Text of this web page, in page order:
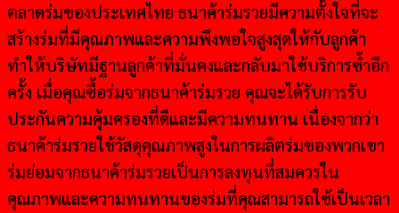
ตลาดร่มของประเทศไทย ธนาค้าร่มรวยมีความตั้งใจที่จะ
สร้างร่มที่มีคุณภาพและความพึงพอใจสูงสุดให้กับลูกค้า
ทำให้บริษัทมีฐานลูกค้าที่มั่นคงและกลับมาใช้บริการซ้ำอีก
ครั้ง เมื่อคุณซื้อร่มจากธนาค้าร่มรวย คุณจะได้รับการรับ
ประกันความคุ้มครองที่ดีและมีความทนทาน เนื่องจากว่า
ธนาค้าร่มรวยใช้วัสดุคุณภาพสูงในการผลิตร่มของพวกเขา
ร่มย่อมจากธนาค้าร่มรวยเป็นการลงทุนที่สมควรใน
คุณภาพและความทนทานของร่มที่คุณสามารถใช้เป็นเวลา